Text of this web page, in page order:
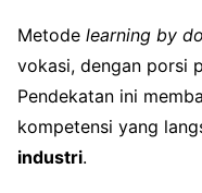
Metode learning by
vokasi, dengan porsi
Pendekatan ini
kompetensi yang
industri.